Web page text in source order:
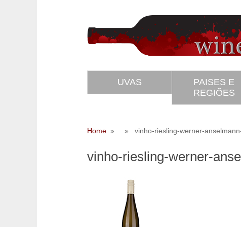
UVAS
PAISES E
REGIÕES
Home » » vinho-riesling-werner-
vinho-riesling-werner-